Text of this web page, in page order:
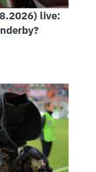
live: